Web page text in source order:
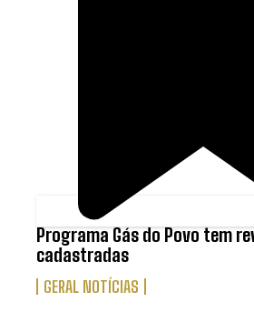
Programa Gás do Povo tem
cadastradas
GERAL NOTÍCIAS